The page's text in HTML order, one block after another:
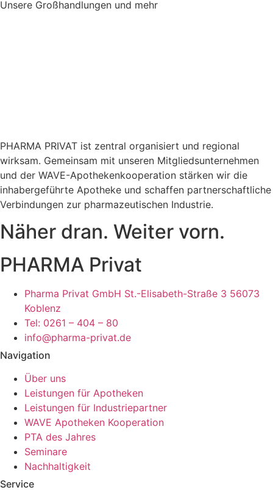
Unsere Großhandlungen und mehr
PHARMA PRIVAT ist zentral organisiert und regional
wirksam. Gemeinsam mit unseren Mitgliedsunternehmen
und der WAVE-Apothekenkooperation stärken wir die
inhabergeführte Apotheke und schaffen partnerschaftliche
Verbindungen zur pharmazeutischen Industrie.
Näher dran. Weiter vorn.
PHARMA Privat
Pharma Privat GmbH St.-Elisabeth-Straße 3 56073
Koblenz
Tel: 0261 – 404 – 80
info@pharma-privat.de
Navigation
Über uns
Leistungen für Apotheken
Leistungen für Industriepartner
WAVE Apotheken Kooperation
PTA des Jahres
Seminare
Nachhaltigkeit
Service